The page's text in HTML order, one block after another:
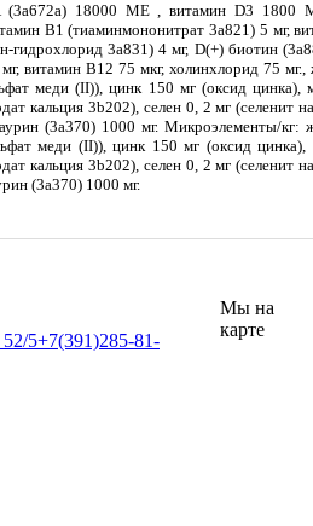
(3а672а) 18000 МE , витамин D3 1800
B1 (тиаминмононитрат 3a821) 5 мг,
гидрохлорид 3a831) 4 мг, D(+) биотин
витамин B12 75 мкг, холинхлорид 75 мг.,
меди (II)), цинк 150 мг (оксид цинка),
кальция 3b202), селен 0, 2 мг (селенит
(3a370) 1000 мг. Микроэлементы/кг:
меди (II)), цинк 150 мг (оксид цинка),
кальция 3b202), селен 0, 2 мг (селенит
(3a370) 1000 мг.
5+7(391)285-81-
Мы на
карте